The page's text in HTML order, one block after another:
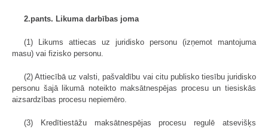
2.pants. Likuma darbības joma
(1) Likums attiecas uz juridisko personu (izņemot mantojuma
masu) vai fizisko personu.
(2) Attiecībā uz valsti, pašvaldību vai citu publisko tiesību juridisko
personu šajā likumā noteikto maksātnespējas procesu un tiesiskās
aizsardzības procesu nepiemēro.
(3) Kredītiestāžu maksātnespējas procesu regulē atsevišķs